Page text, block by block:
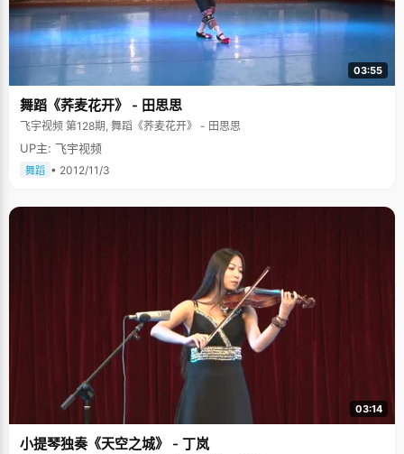
03:55
舞蹈《荞麦花开》 - 田思思
飞宇视频 第128期, 舞蹈《荞麦花开》 - 田思思
UP主: 飞宇视频
舞蹈 • 2012/11/3
03:14
小提琴独奏《天空之城》 - 丁岚